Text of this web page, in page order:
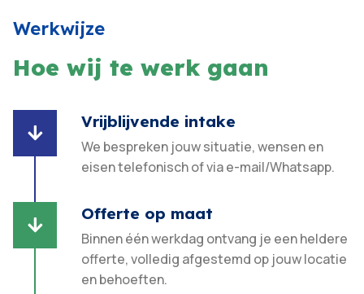
Werkwijze
Hoe wij te werk gaan

Vrijblijvende intake
We bespreken jouw situatie, wensen en
eisen telefonisch of via e-mail/Whatsapp.

Offerte op maat
Binnen één werkdag ontvang je een heldere
offerte, volledig afgestemd op jouw locatie
en behoeften.​